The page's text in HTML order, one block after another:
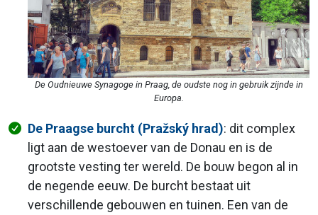
De Oudnieuwe Synagoge in Praag, de oudste nog in gebruik zijnde in
Europa.
De Praagse burcht (Pražský hrad): dit complex
ligt aan de westoever van de Donau en is de
grootste vesting ter wereld. De bouw begon al in
de negende eeuw. De burcht bestaat uit
verschillende gebouwen en tuinen. Een van de